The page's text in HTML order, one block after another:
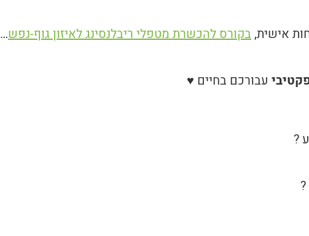
אישית,בקורס להכשרת מטפלי ריבלנסינג לאיזון גוף-נפש…
עבורכם בחיים ♥
?